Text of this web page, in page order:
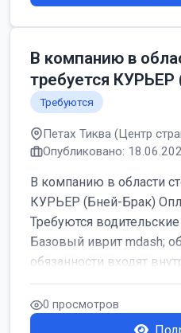
В компанию в
требуется КУРЬЕР
Требуются
Петах Тиква (Центр
Опубликовано:
В компанию в области
КУРЬЕР (Бней-Брак)
Требуются
Базовый иврит mdash;
обязанности входят
0 просмотров